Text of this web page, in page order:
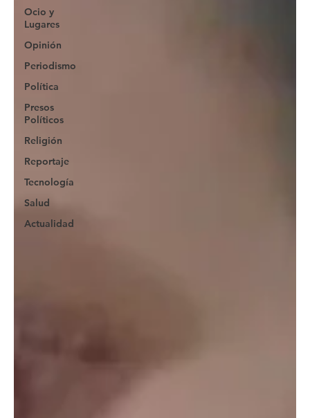
Ocio y
Lugares
Opinión
Periodismo
Política
Presos
Políticos
Religión
Reportaje
Tecnología
Salud
Actualidad